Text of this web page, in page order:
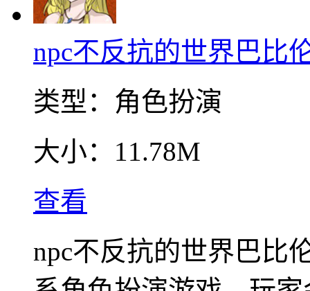
npc不反抗的世界巴比
类型： 角色扮演
大小： 11.78M
查看
npc不反抗的世界巴比